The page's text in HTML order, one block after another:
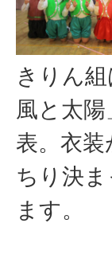
きりん
風と太
表。衣装
ちり決
ます。